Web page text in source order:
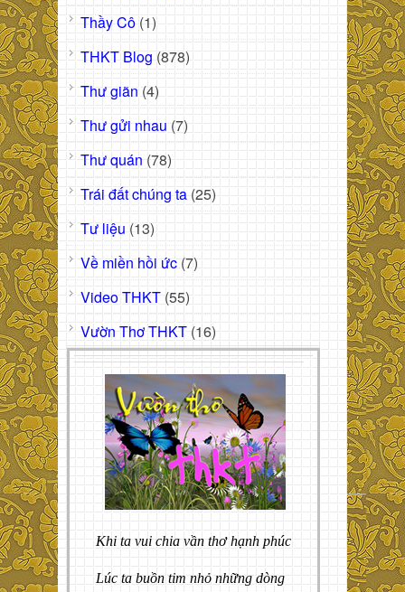
Thầy Cô (1)
THKT Blog (878)
Thư giãn (4)
Thư gửi nhau (7)
Thư quán (78)
Trái đất chúng ta (25)
Tư liệu (13)
Về miền hồi ức (7)
Video THKT (55)
Vườn Thơ THKT (16)
Khi ta vui chia vần thơ hạnh phúc
Lúc ta buồn tim nhỏ những dòng